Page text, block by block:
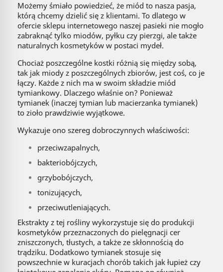
Możemy śmiało powiedzieć, że miód to nasza pasja,
którą chcemy dzielić się z klientami. To dlatego w
ofercie sklepu internetowego naszej pasieki nie mogło
zabraknąć tylko miodów, pyłku czy pierzgi, ale także
naturalnych kosmetyków w postaci mydeł.
Chociaż poszczególne kostki różnią się między sobą,
tak jak miody z poszczególnych zbiorów, jest coś, co je
łączy. Każde z nich ma w swoim składzie miód
tymiankowy. Dlaczego właśnie on? Ponieważ
tymianek (inaczej tymian lub macierzanka tymianek)
to zioło prawdziwie wyjątkowe.
Wykazuje ono szereg dobroczynnych właściwości:
przeciwzapalnych,
bakteriobójczych,
grzybobójczych,
tonizujących,
przeciwutleniających.
Ekstrakty z tej rośliny wykorzystuje się do produkcji
kosmetyków przeznaczonych do pielęgnacji cer
zniszczonych, tłustych, a także ze skłonnością do
trądziku. Dodatkowo tymianek stosuje się
powszechnie w kuracjach chorób takich jak łupież czy